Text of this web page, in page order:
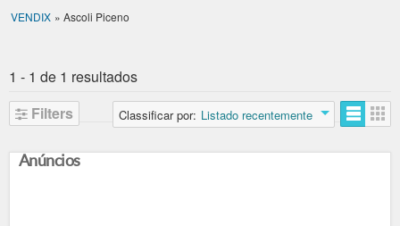
VENDIX » Ascoli Piceno
1 - 1 de 1 resultados
Filters
Classificar por: Listado recentemente
Anúncios